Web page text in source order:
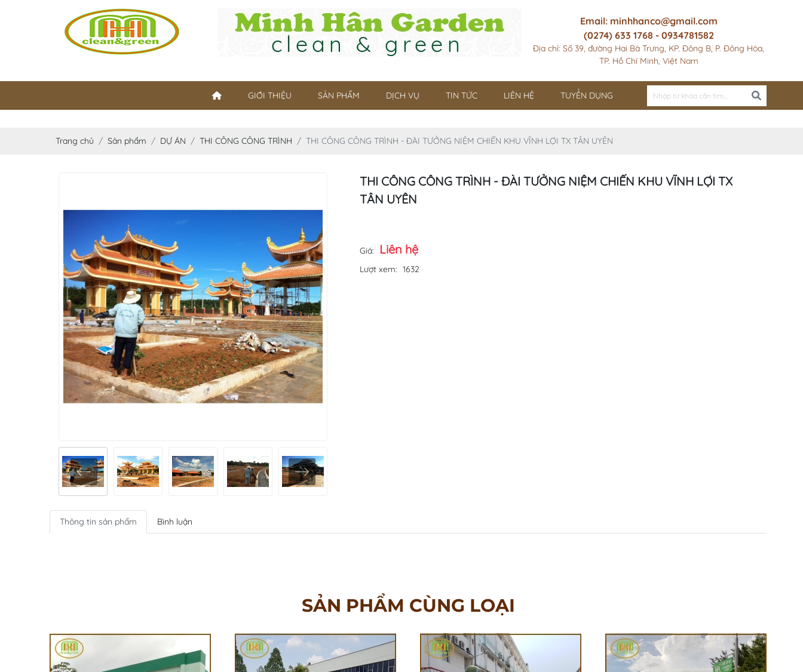
Email: minhhanco@gmail.com
(0274) 633 1768 - 0934781582
Địa chỉ: Số 39, đường Hai Bà Trưng, KP. Đông B, P. Đông Hòa,
TP. Hồ Chí Minh, Việt Nam
GIỚI THIỆU SẢN PHẨM DỊCH VỤ TIN TỨC LIÊN HỆ TUYỂN DỤNG
Trang chủ Sản phẩm DỰ ÁN THI CÔNG CÔNG TRÌNH THI CÔNG CÔNG TRÌNH - ĐÀI TƯỞNG NIỆM CHIẾN KHU VĨNH LỢI TX TÂN UYÊN
THI CÔNG CÔNG TRÌNH - ĐÀI TƯỞNG NIỆM CHIẾN KHU VĨNH LỢI TX
TÂN UYÊN
Giá: Liên hệ
Lượt xem: 1632
Thông tin sản phẩm Bình luận
SẢN PHẨM CÙNG LOẠI